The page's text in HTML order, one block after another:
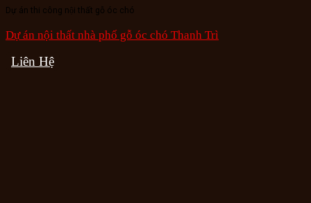
Dự án thi công nội thất gỗ óc chó
Dự án nội thất nhà phố gỗ óc chó Thanh Trì
Liên Hệ